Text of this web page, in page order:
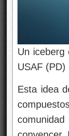
Un iceberg
USAF (PD)
Esta idea